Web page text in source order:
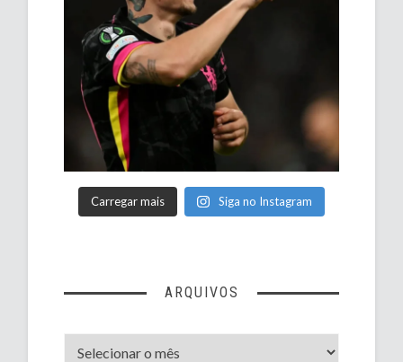
Carregar mais Siga no Instagram
ARQUIVOS